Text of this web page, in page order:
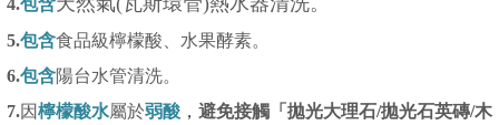
4.包含
5.包含食品級檸檬酸、水果酵素。
6.包含陽台水管清洗。
7.因檸檬酸水屬於弱酸 ， 避免接觸「拋光大理石/拋光石英磚/木